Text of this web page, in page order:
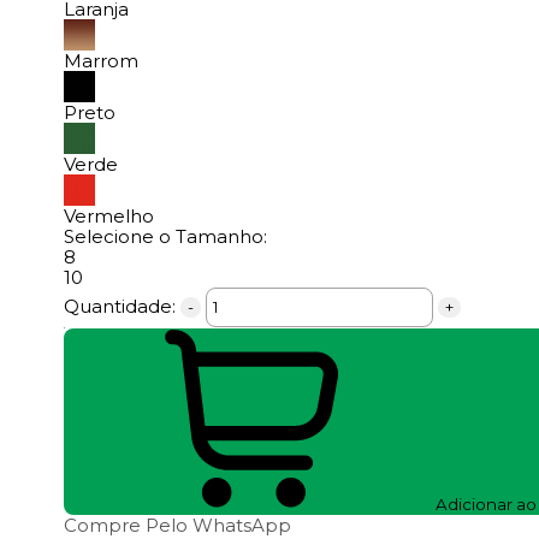
Laranja
Marrom
Preto
Verde
Vermelho
Selecione o Tamanho:
8
10
Quantidade:
- +
Adicionar
Compre Pelo WhatsApp